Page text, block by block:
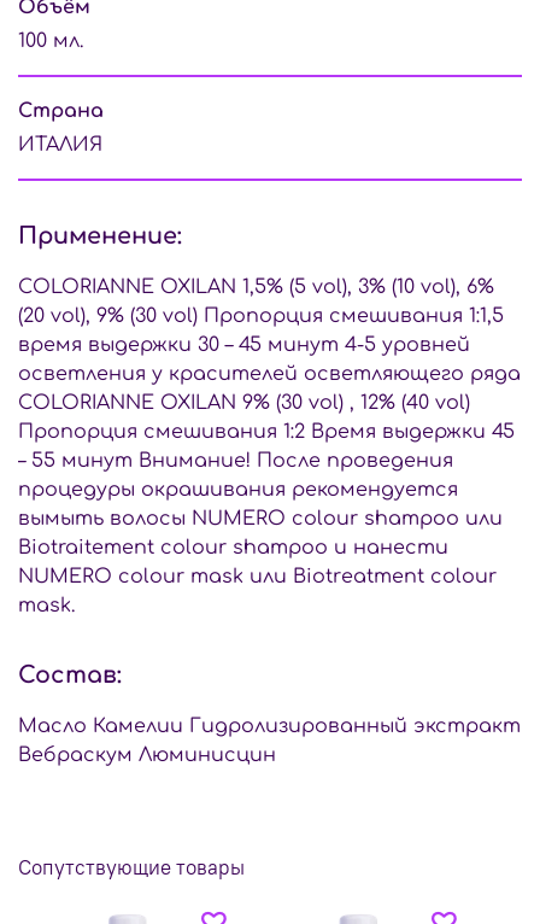
Объём
100 мл.
Страна
ИТАЛИЯ
Применение:
COLORIANNE OXILAN 1,5% (5 vol), 3% (10 vol), 6%
(20 vol), 9% (30 vol) Пропорция смешивания 1:1,5
время выдержки 30 – 45 минут 4-5 уровней
осветления у красителей осветляющего ряда
COLORIANNE OXILAN 9% (30 vol) , 12% (40 vol)
Пропорция смешивания 1:2 Время выдержки 45
– 55 минут Внимание! После проведения
процедуры окрашивания рекомендуется
вымыть волосы NUMERO colour shampoo или
Biotraitement colour shampoo и нанести
NUMERO colour mask или Biotrеatment colour
mask.
Состав:
Масло Камелии Гидролизированный экстракт
Вебраскум Люминисцин
Сопутствующие товары